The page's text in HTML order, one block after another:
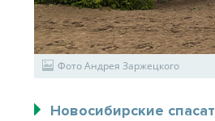
Фото Андрея Заржецкого
Новосибирские